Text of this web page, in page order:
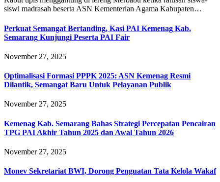
siswi madrasah beserta ASN Kementerian Agama Kabupaten…
Perkuat Semangat Bertanding, Kasi PAI Kemenag Kab.
Semarang Kunjungi Peserta PAI Fair
November 27, 2025
Optimalisasi Formasi PPPK 2025: ASN Kemenag Resmi
Dilantik, Semangat Baru Untuk Pelayanan Publik
November 27, 2025
Kemenag Kab. Semarang Bahas Strategi Percepatan Pencairan
TPG PAI Akhir Tahun 2025 dan Awal Tahun 2026
November 27, 2025
Monev Sekretariat BWI, Dorong Penguatan Tata Kelola Wakaf